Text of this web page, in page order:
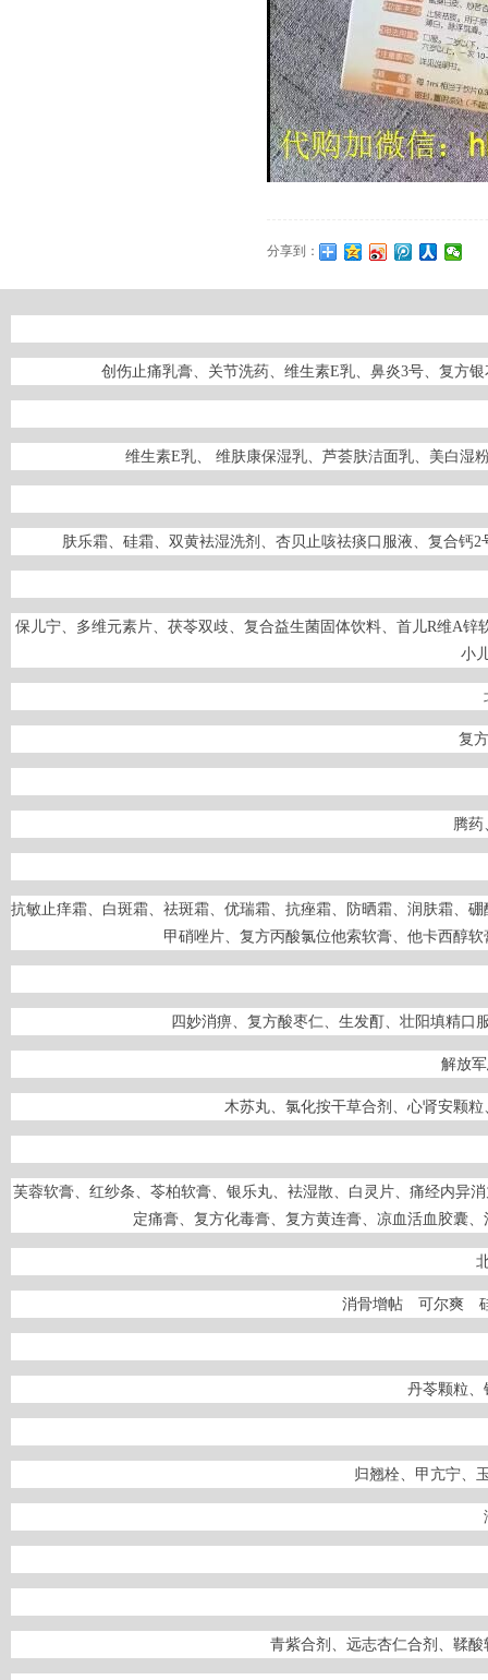
分享到：
创伤止痛乳膏、关节洗药、维生素E乳、鼻炎3号、复方
维生素E乳、 维肤康保湿乳、芦荟肤洁面乳、美白湿
肤乐霜、硅霜、双黄袪湿洗剂、杏贝止咳祛痰口服液、复合钙
保儿宁、多维元素片、茯苓双歧、复合益生菌固体饮料、首儿R维A
小
复
腾药
抗敏止痒霜、白斑霜、祛斑霜、优瑞霜、抗痤霜、防晒霜、润肤霜、
甲硝唑片、复方丙酸氯位他索软膏、他卡西醇
四妙消痹、复方酸枣仁、生发酊、壮阳填精口
解放
木苏丸、氯化按干草合剂、心肾安颗
芙蓉软膏、红纱条、苓柏软膏、银乐丸、袪湿散、白灵片、痛经内异
定痛膏、复方化毒膏、复方黄连膏、凉血活血胶囊
消骨增帖 可尔爽
丹苓颗粒、
归翘栓、甲亢宁、
青紫合剂、远志杏仁合剂、鞣